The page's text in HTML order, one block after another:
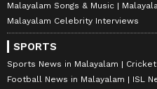
Malayalam Songs & Music
Malayalam Celebrity Interviews
SPORTS
Sports News in Malayalam
Football News in Malayalam
ISL